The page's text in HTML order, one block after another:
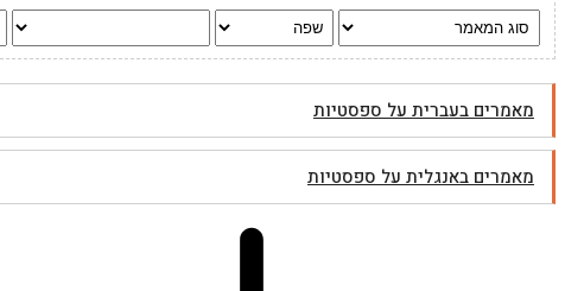
מאמרים בעברית על ספסטיות
מאמרים באנגלית על ספסטיות